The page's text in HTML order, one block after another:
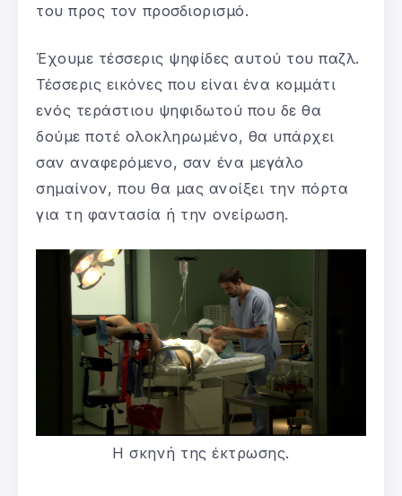
του προς τον προσδιορισμό.
Έχουμε τέσσερις ψηφίδες αυτού του παζλ.
Τέσσερις εικόνες που είναι ένα κομμάτι
ενός τεράστιου ψηφιδωτού που δε θα
δούμε ποτέ ολοκληρωμένο, θα υπάρχει
σαν αναφερόμενο, σαν ένα μεγάλο
σημαίνον, που θα μας ανοίξει την πόρτα
για τη φαντασία ή την ονείρωση.
Η σκηνή της έκτρωσης.